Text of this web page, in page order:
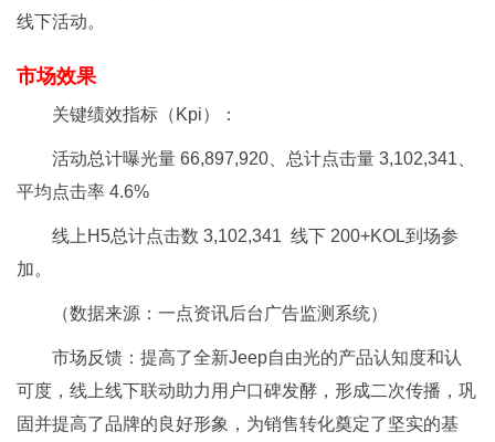
线下活动。
市场效果
关键绩效指标（Kpi）：
活动总计曝光量 66,897,920、总计点击量 3,102,341、
平均点击率 4.6%
线上H5总计点击数 3,102,341 线下 200+KOL到场参
加。
（数据来源：一点资讯后台广告监测系统）
市场反馈：提高了全新Jeep自由光的产品认知度和认
可度，线上线下联动助力用户口碑发酵，形成二次传播，巩
固并提高了品牌的良好形象，为销售转化奠定了坚实的基